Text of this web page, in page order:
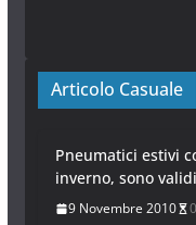
Articolo Casuale
Pneumatici estivi
inverno, sono
9 Novembre 2010